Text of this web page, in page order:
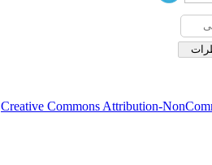
Creative Commons Attribution-